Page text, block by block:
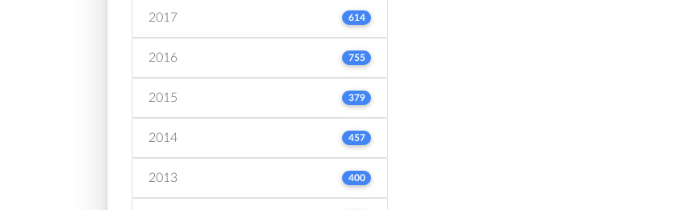
2017 614
2016 755
2015 379
2014 457
2013 400